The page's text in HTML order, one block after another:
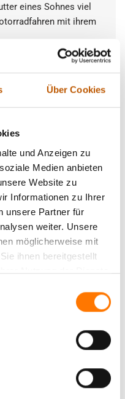
Über Cookies
und Anzeigen zu
Medien anbieten
Website zu
Informationen zu Ihrer
unsere Partner für
weiter. Unsere
möglicherweise mit
ihnen bereitgestellt
Nutzung der Dienste
eines Sohnes viel
mit ihrem
unsere